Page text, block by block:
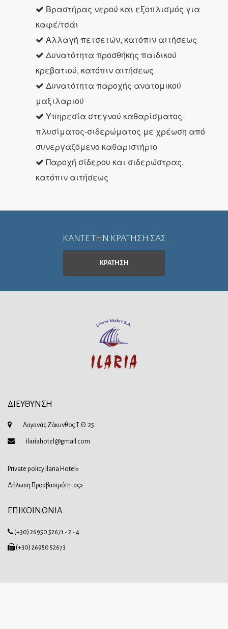
Βραστήρας νερού και εξοπλισμός για
καφέ/τσάι
Αλλαγή πετσετών, κατόπιν αιτήσεως
Δυνατότητα προσθήκης παιδικού
κρεβατιού, κατόπιν αιτήσεως
Δυνατότητα παροχής ανατομικού
μαξιλαριού
Υπηρεσία στεγνού καθαρίσματος-
πλυσίματος-σιδερώματος με χρέωση από
συνεργαζόμενο καθαριστήριο
Παροχή σίδερου και σιδερώστρας,
κατόπιν αιτήσεως
ΚΑΝΤΕ ΤΗΝ ΚΡΑΤΗΣΗ ΣΑΣ
ΚΡΑΤΗΣΗ
ΔΙΕΥΘΥΝΣΗ
Λαγανάς Ζάκυνθος Τ.Θ. 25
ilariahotel@gmail.com
Private policy Ilaria Hotel»
Δήλωση Προσβασιμότητας»
ΕΠΙΚΟΙΝΩΝΙΑ
(+30) 26950 52671 - 2 - 4
(+30) 26950 52673